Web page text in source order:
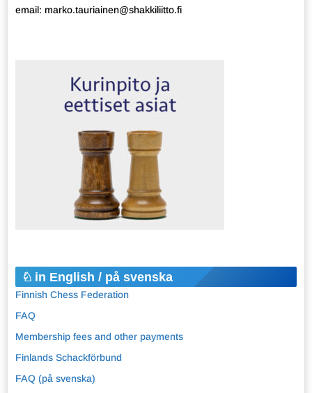
email: marko.tauriainen@shakkiliitto.fi
in English / på svenska
Finnish Chess Federation
FAQ
Membership fees and other payments
Finlands Schackförbund
FAQ (på svenska)